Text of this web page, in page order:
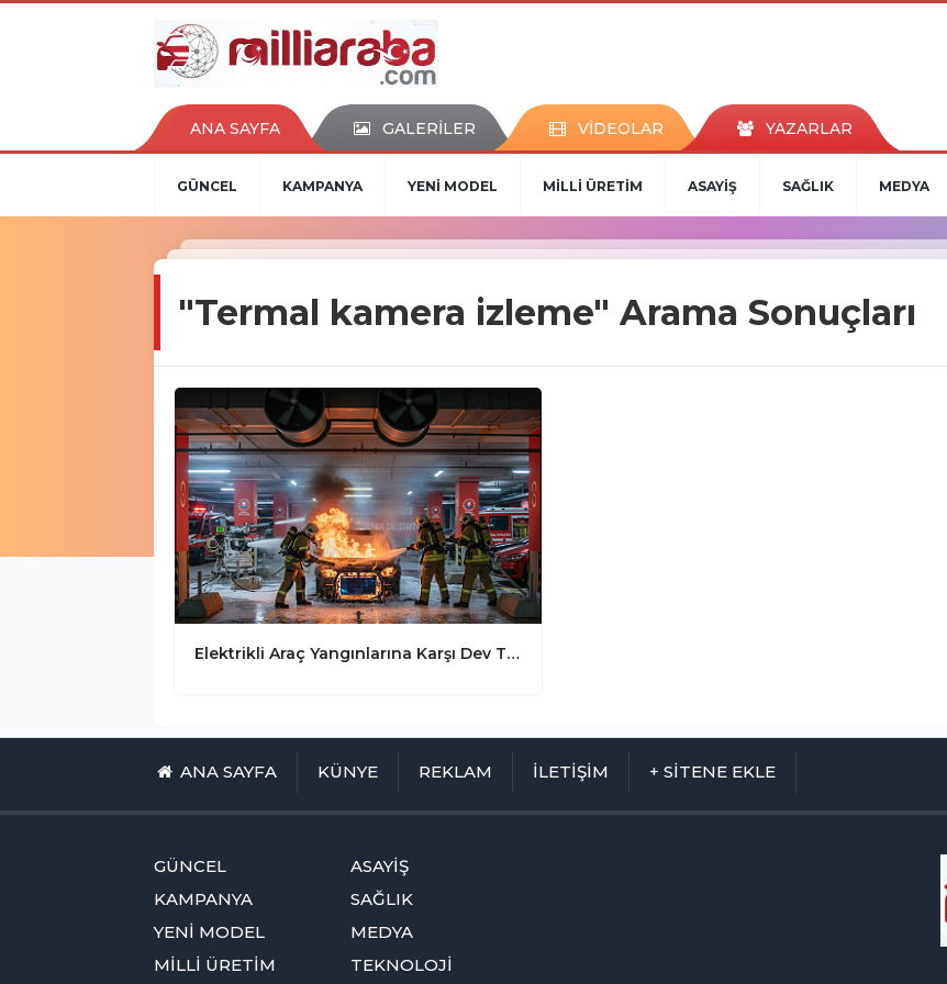
ANA SAYFA GALERİLER VİDEOLAR YAZARLAR
GÜNCEL KAMPANYA YENİ MODEL MİLLİ ÜRETİM ASAYİŞ SAĞLIK MEDYA
"Termal kamera izleme" Arama Sonuçları
Elektrikli Araç Yangınlarına Karşı Dev Tatbikat: Batarya Yangını Nasıl Söndürülür?
ANA SAYFA KÜNYE REKLAM İLETİŞİM + SİTENE EKLE
GÜNCEL
KAMPANYA
YENİ MODEL
MİLLİ ÜRETİM
ASAYİŞ
SAĞLIK
MEDYA
TEKNOLOJİ